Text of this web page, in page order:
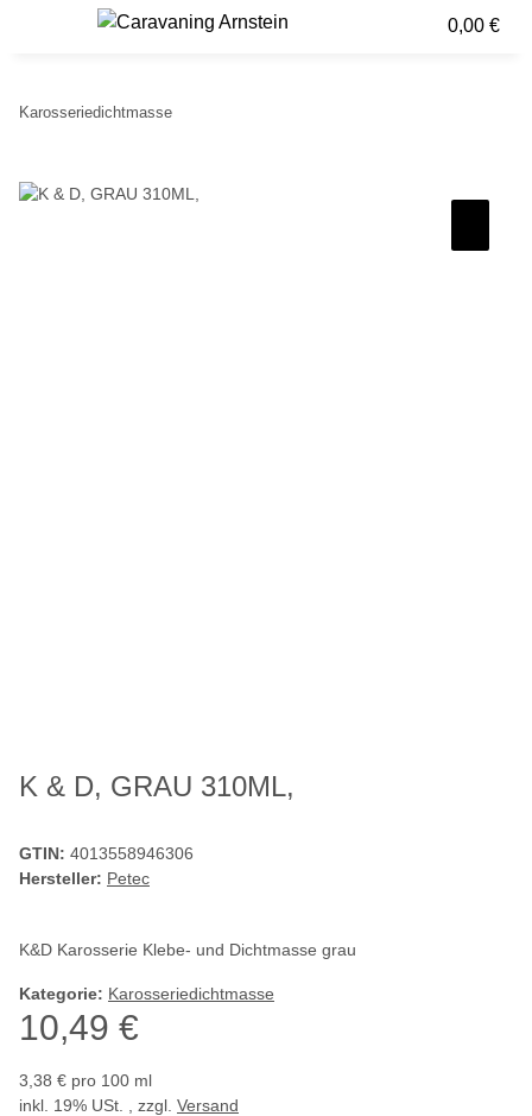
0,00 €
Karosseriedichtmasse
K & D, GRAU 310ML,
GTIN: 4013558946306
Hersteller: Petec
K&D Karosserie Klebe- und Dichtmasse grau
Kategorie: Karosseriedichtmasse
10,49 €
3,38 € pro 100 ml
inkl. 19% USt. , zzgl. Versand